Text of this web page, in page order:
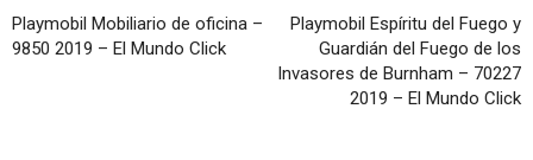
Playmobil Mobiliario de oficina –
9850 2019 – El Mundo Click
Playmobil Espíritu del Fuego y
Guardián del Fuego de los
Invasores de Burnham – 70227
2019 – El Mundo Click